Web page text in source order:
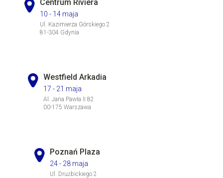
Centrum Riviera
10 - 14 maja
Ul. Kazimierza Górskiego 2
81-304 Gdynia
Westfield Arkadia
17 - 21 maja
Al. Jana Pawła II 82
00-175 Warszawa
Poznań Plaza
24 - 28 maja
Ul. Drużbickiego 2